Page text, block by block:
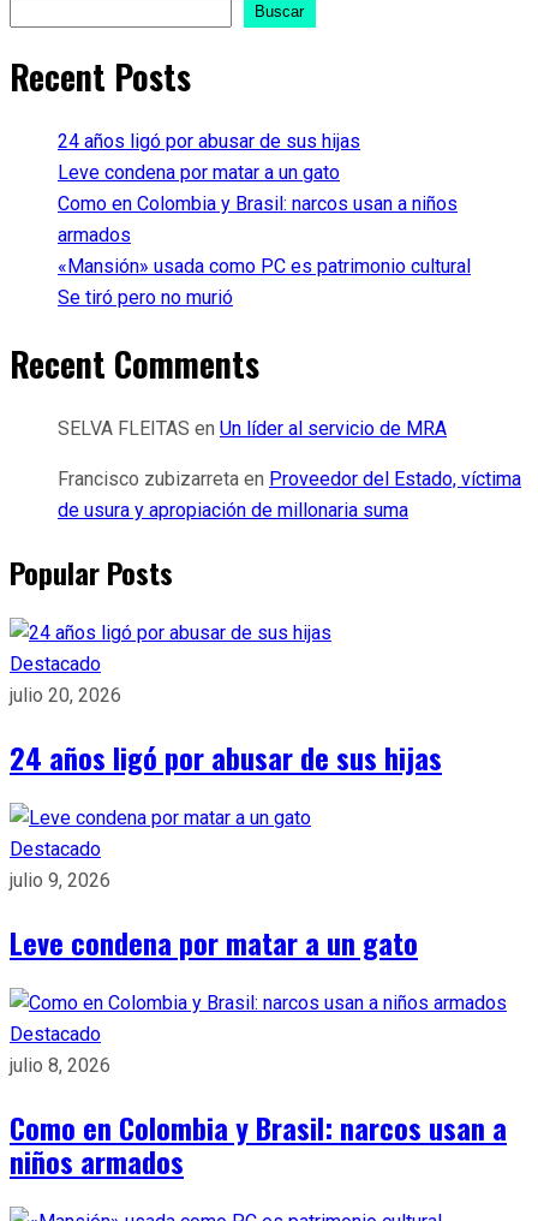
Buscar
Recent Posts
24 años ligó por abusar de sus hijas
Leve condena por matar a un gato
Como en Colombia y Brasil: narcos usan a niños
armados
«Mansión» usada como PC es patrimonio cultural
Se tiró pero no murió
Recent Comments
SELVA FLEITAS en Un líder al servicio de MRA
Francisco zubizarreta en Proveedor del Estado, víctima
de usura y apropiación de millonaria suma
Popular Posts
Destacado
julio 20, 2026
24 años ligó por abusar de sus hijas
Destacado
julio 9, 2026
Leve condena por matar a un gato
Destacado
julio 8, 2026
Como en Colombia y Brasil: narcos usan a
niños armados